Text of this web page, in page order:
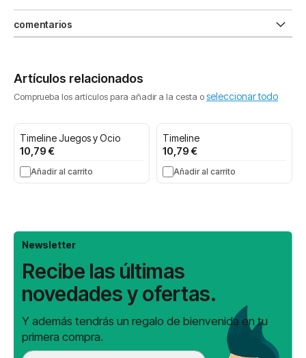
comentarios
Artículos relacionados
Comprueba los artículos para añadir a la cesta oseleccionar todo
Timeline Juegos y Ocio
10,79 €
Añadir al carrito
Timeline
10,79 €
Añadir al carrito
Newsletter
Recibe las últimas
novedades y ofertas.
Y además tendrás un regalo de bienvenida en tu
primera compra.